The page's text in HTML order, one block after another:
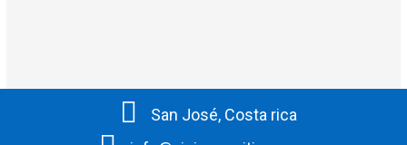
San José, Costa rica